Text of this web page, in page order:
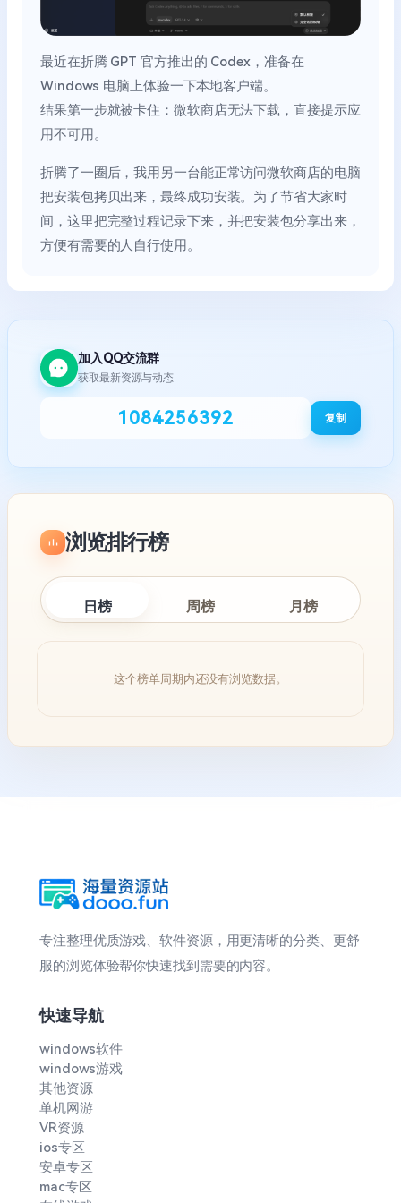
最近在折腾 GPT 官方推出的 Codex，准备在
Windows 电脑上体验一下本地客户端。
结果第一步就被卡住：微软商店无法下载，直接提示应
用不可用。
折腾了一圈后，我用另一台能正常访问微软商店的电脑
把安装包拷贝出来，最终成功安装。为了节省大家时
间，这里把完整过程记录下来，并把安装包分享出来，
方便有需要的人自行使用。
加入QQ交流群
获取最新资源与动态
1084256392 复制
浏览排行榜
日榜 周榜 月榜
这个榜单周期内还没有浏览数据。
专注整理优质游戏、软件资源，用更清晰的分类、更舒
服的浏览体验帮你快速找到需要的内容。
快速导航
windows软件
windows游戏
其他资源
单机网游
VR资源
ios专区
安卓专区
mac专区